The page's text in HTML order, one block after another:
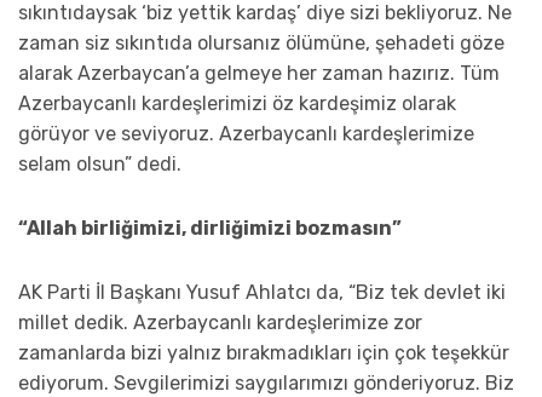
sıkıntıdaysak ‘biz yettik kardaş’ diye sizi bekliyoruz. Ne
zaman siz sıkıntıda olursanız ölümüne, şehadeti göze
alarak Azerbaycan’a gelmeye her zaman hazırız. Tüm
Azerbaycanlı kardeşlerimizi öz kardeşimiz olarak
görüyor ve seviyoruz. Azerbaycanlı kardeşlerimize
selam olsun” dedi.
“Allah birliğimizi, dirliğimizi bozmasın”
AK Parti İl Başkanı Yusuf Ahlatcı da, “Biz tek devlet iki
millet dedik. Azerbaycanlı kardeşlerimize zor
zamanlarda bizi yalnız bırakmadıkları için çok teşekkür
ediyorum. Sevgilerimizi saygılarımızı gönderiyoruz. Biz